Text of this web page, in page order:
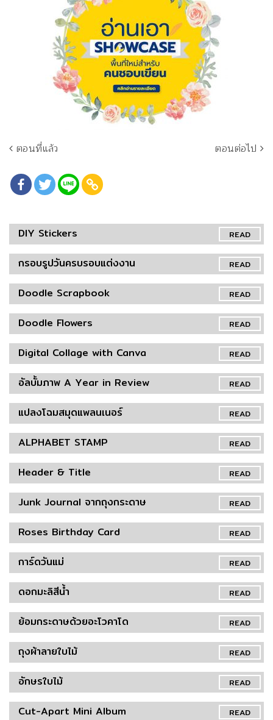
ตอนที่แล้ว ตอนต่อไป
READ
DIY Stickers
READ
กรอบรูปวันครบรอบแต่งงาน
READ
Doodle Scrapbook
READ
Doodle Flowers
READ
Digital Collage with Canva
READ
อัลบั้มภาพ A Year in Review
READ
แปลงโฉมสมุดแพลนเนอร์
READ
ALPHABET STAMP
READ
Header & Title
READ
Junk Journal จากถุงกระดาษ
READ
Roses Birthday Card
READ
การ์ดวันแม่
READ
ดอกมะลิสีน้ำ
READ
ย้อมกระดาษด้วยอะโวคาโด
READ
ถุงผ้าลายใบไม้
READ
อักษรใบไม้
READ
Cut-Apart Mini Album